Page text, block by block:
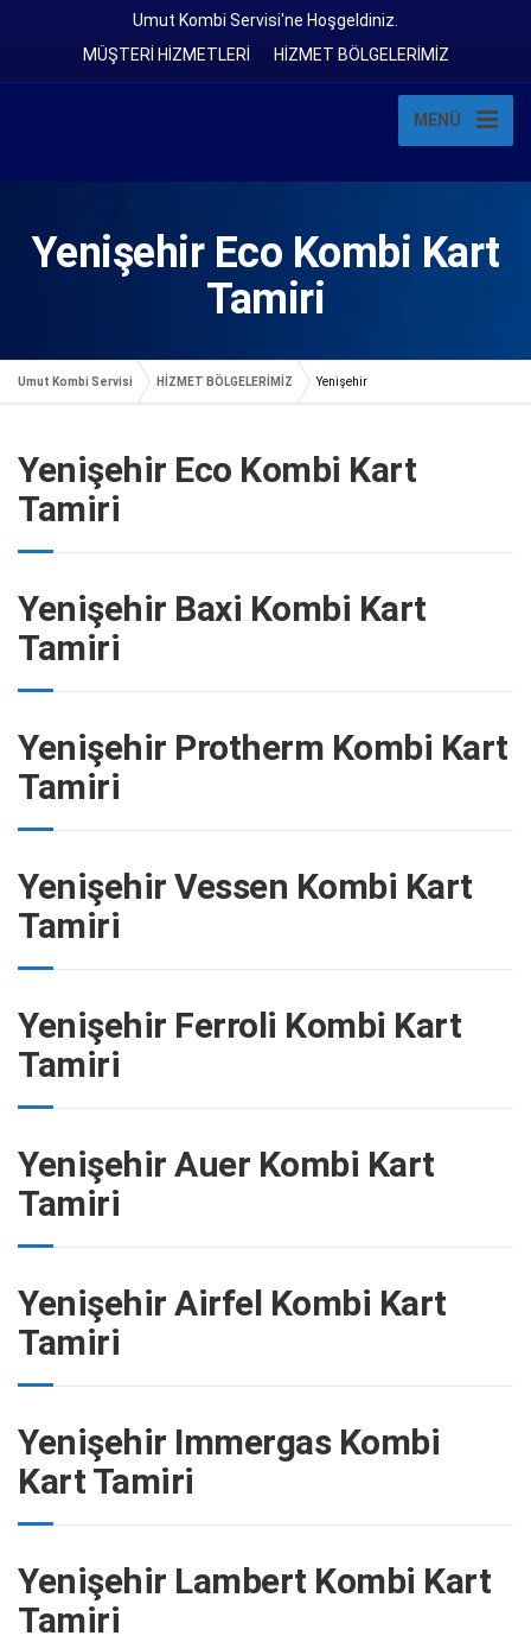
Umut Kombi Servisi'ne Hoşgeldiniz.
MÜŞTERİ HİZMETLERİ
HİZMET BÖLGELERİMİZ
MENÜ
Yenişehir Eco Kombi Kart
Tamiri
Umut Kombi Servisi HİZMET BÖLGELERİMİZ Yenişehir
Yenişehir Eco Kombi Kart
Tamiri
Yenişehir Baxi Kombi Kart
Tamiri
Yenişehir Protherm Kombi Kart
Tamiri
Yenişehir Vessen Kombi Kart
Tamiri
Yenişehir Ferroli Kombi Kart
Tamiri
Yenişehir Auer Kombi Kart
Tamiri
Yenişehir Airfel Kombi Kart
Tamiri
Yenişehir Immergas Kombi
Kart Tamiri
Yenişehir Lambert Kombi Kart
Tamiri